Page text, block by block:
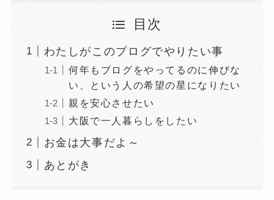
目次
わたしがこのブログでやりたい事
何年もブログをやってるのに伸びな
い、という人の希望の星になりたい
親を安心させたい
大阪で一人暮らしをしたい
お金は大事だよ～
あとがき